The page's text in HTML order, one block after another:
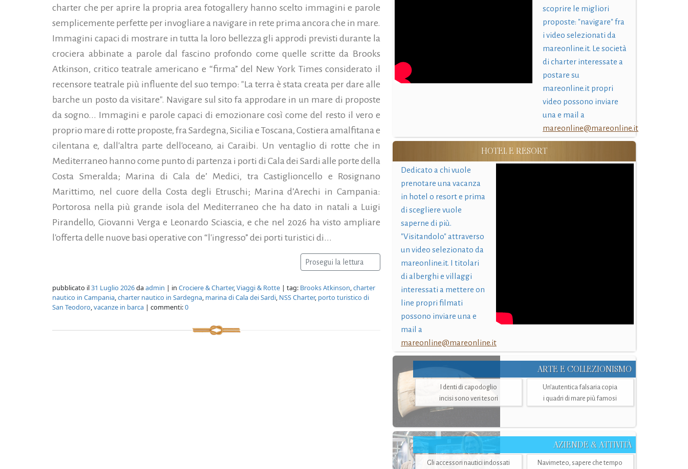
charter che per aprire la propria area fotogallery hanno scelto immagini e parole
semplicemente perfette per invogliare a navigare in rete prima ancora che in mare.
Immagini capaci di mostrare in tutta la loro bellezza gli approdi previsti durante la
crociera abbinate a parole dal fascino profondo come quelle scritte da Brooks
Atkinson, critico teatrale americano e “firma” del New York Times considerato il
recensore teatrale più influente del suo tempo: "La terra è stata creata per dare alle
barche un posto da visitare". Navigare sul sito fa approdare in un mare di proposte
da sogno... Immagini e parole capaci di emozionare così come del resto il vero e
proprio mare di rotte proposte, fra Sardegna, Sicilia e Toscana, Costiera amalfitana e
cilentana e, dall'altra parte dell'oceano, ai Caraibi. Un ventaglio di rotte che in
Mediterraneo hanno come punto di partenza i porti di Cala dei Sardi alle porte della
Costa Smeralda; Marina di Cala de’ Medici, tra Castiglioncello e Rosignano
Marittimo, nel cuore della Costa degli Etruschi; Marina d’Arechi in Campania:
Portorosa nella più grande isola del Mediterraneo che ha dato in natali a Luigi
Pirandello, Giovanni Verga e Leonardo Sciascia, e che nel 2026 ha visto ampliare
l'offerta delle nuove basi operative con “l'ingresso” dei porti turistici di...
Prosegui la lettura
pubblicato il31 Luglio 2026daadmin | in Crociere & Charter,Viaggi & Rotte | tag: Brooks Atkinson,charter
nautico in Campania,charter nautico in Sardegna, marina di Cala dei Sardi, NSS Charter, porto turistico di
San Teodoro,vacanze in barca | commenti:0
scoprire le migliori
proposte: "navigare" fra
i video selezionati da
mareonline.it. Le società
di charter interessate a
postare su
mareonline.it propri
video possono inviare
una e mail a
mareonline@mareonline.it
HOTEL E RESORT
Dedicato a chi vuole
prenotare una vacanza
in hotel o resort e prima
di scegliere vuole
saperne di più.
"Visitandolo" attraverso
un video selezionato da
mareonline.it. I titolari
di alberghi e villaggi
interessati a mettere on
line propri filmati
possono inviare una e
mail a
mareonline@mareonline.it
ARTE E COLLEZIONISMO
I denti di capodoglio
incisi sono veri tesori
Un’autentica falsaria copia
i quadri di mare più famosi
AZIENDE & ATTIVITÀ
Gli accessori nautici indossati
Navimeteo, sapere che tempo